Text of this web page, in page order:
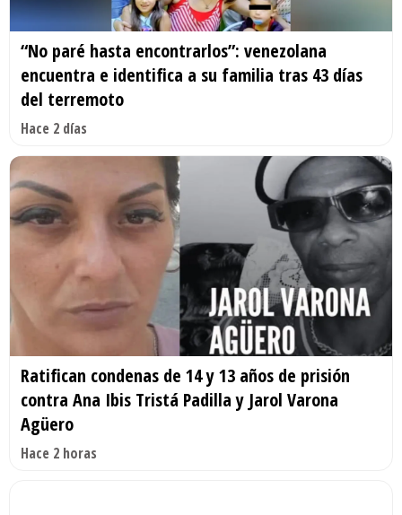
“No paré hasta encontrarlos”: venezolana
encuentra e identifica a su familia tras 43 días
del terremoto
Hace 2 días
Ratifican condenas de 14 y 13 años de prisión
contra Ana Ibis Tristá Padilla y Jarol Varona
Agüero
Hace 2 horas